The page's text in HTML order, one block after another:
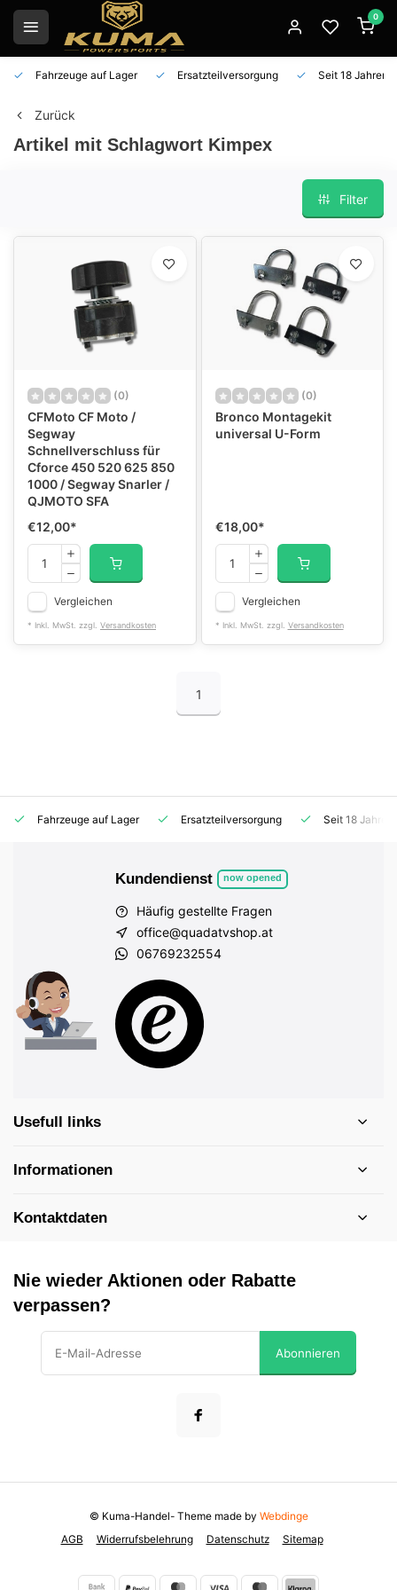
0
Fahrzeuge auf Lager Ersatzteilversorgung Seit 18 Jahren
Zurück
Artikel mit Schlagwort Kimpex
Filter
(0)
CFMoto CF Moto /
Segway
Schnellverschluss für
Cforce 450 520 625 850
1000 / Segway Snarler /
QJMOTO SFA
€12,00*
Vergleichen
* Inkl. MwSt. zzgl. Versandkosten
(0)
Bronco Montagekit
universal U-Form
€18,00*
Vergleichen
* Inkl. MwSt. zzgl. Versandkosten
1
Fahrzeuge auf Lager Ersatzteilversorgung Seit 18
Kundendienst now opened
Häufig gestellte Fragen
office@quadatvshop.at
06769232554
Usefull links
Informationen
Kontaktdaten
Nie wieder Aktionen oder Rabatte
verpassen?
Abonnieren
AGB Widerrufsbelehrung Datenschutz Sitemap
© Kuma-Handel- Theme made by Webdinge